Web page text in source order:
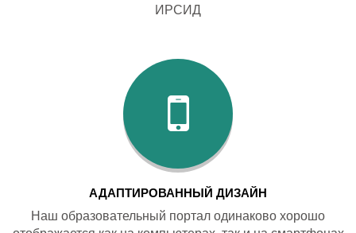
ИРСИД
АДАПТИРОВАННЫЙ ДИЗАЙН
Наш образовательный портал одинаково хорошо